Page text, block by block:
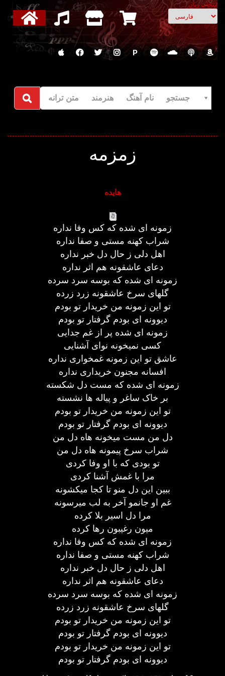
انتخاب زبان
P
جستجو نام آهنگ هنرمند متن ترانه
زمزمه
هایده
زمونه ای شده که کس وفا نداره
شراب کهنه مستی و صفا نداره
اهل دلی ز حال دل خبر نداره
دعای عاشقونه هم اثر نداره
زمونه ای شده که بوسه سرد سرده
گلهای سرخ عاشقونه زرد زرده
تو این زمونه من خریدار تو بودم
دیوونه ای بودم گرفتار تو بودم
زمونه ای شده پر از غم جدایی
کسی نمیخونه نوای آشنایی
عاشق تو این زمونه غمخواری نداره
افسانه مجنون خریداری نداره
زمونه ای شده که مست دل شکسته
بر خاک ساغر و پیاله ها نشسته
تو این زمونه من خریدار تو بودم
دیوونه ای بودم گرفتار تو بودم
دل من مست میخونه هاه دل من
شراب سرخ پیمونه هاه دل من
تو بودی که با او وفا کردی
مرا با غمش آشنا کردی
ببین این دل منو تا کجا میکشونه
غم او جانمو آخر به لب میرسونه
مرا دل اسیر بلا کرده
میون رغیبون رها کرده
زمونه ای شده که کس وفا نداره
شراب کهنه مستی و صفا نداره
اهل دلی ز حال دل خبر نداره
دعای عاشقونه هم اثر نداره
زمونه ای شده که بوسه سرد سرده
گلهای سرخ عاشقونه زرد زرده
تو این زمونه من خریدار تو بودم
دیوونه ای بودم گرفتار تو بودم
تو این زمونه من خریدار تو بودم
دیوونه ای بودم گرفتار تو بودم